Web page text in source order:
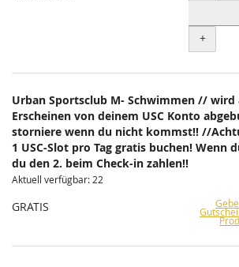
+
Urban Sportsclub M- Schwimmen // wird
Erscheinen von deinem USC Konto
storniere wenn du nicht kommst!! //
1 USC-Slot pro Tag gratis buchen! Wenn
du den 2. beim Check-in zahlen!!
Aktuell verfügbar: 22
GRATIS